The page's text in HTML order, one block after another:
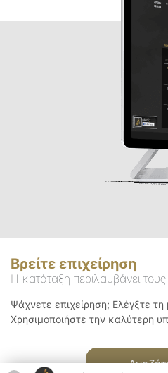
Βρείτε επιχείρηση
Η κατάταξη περιλαμβάνει
Ψάχνετε επιχείρηση; Ελέγξτε
Χρησιμοποιήστε την καλύτερη